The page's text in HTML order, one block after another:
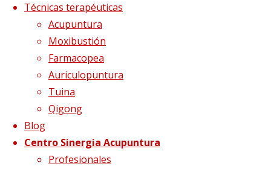
Técnicas terapéuticas
Acupuntura
Moxibustión
Farmacopea
Auriculopuntura
Tuina
Qigong
Blog
Centro Sinergia Acupuntura
Profesionales
Pasiones: la inquietud